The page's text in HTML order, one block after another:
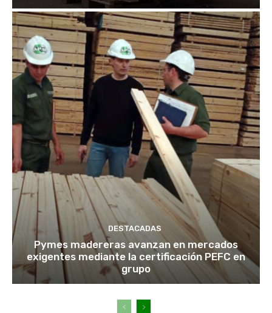
DESTACADAS
Pymes madereras avanzan en mercados
exigentes mediante la certificación PEFC en
grupo